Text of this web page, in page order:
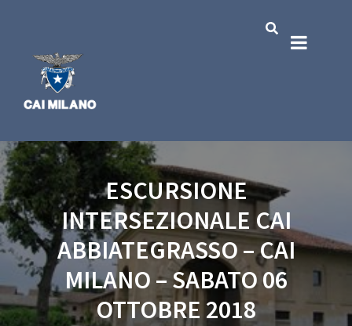
ESCURSIONE
INTERSEZIONALE CAI
ABBIATEGRASSO – CAI
MILANO – SABATO 06
OTTOBRE 2018